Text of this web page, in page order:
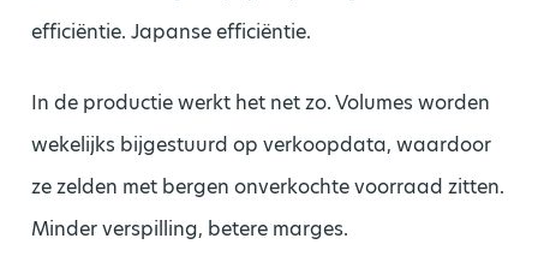
efficiëntie. Japanse efficiëntie.
In de productie werkt het net zo. Volumes worden
wekelijks bijgestuurd op verkoopdata, waardoor
ze zelden met bergen onverkochte voorraad zitten.
Minder verspilling, betere marges.